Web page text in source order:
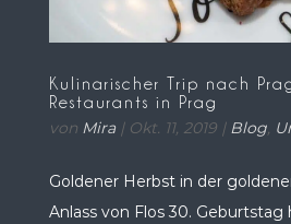
Kulinarischer Trip nach
Restaurants in Prag
von Mira| Okt. 11, 2019| Blog,
Goldener Herbst in der
Anlass von Flos 30. Geburtstag